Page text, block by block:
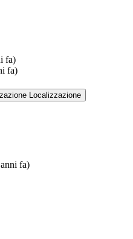
fa)
fa)
Localizzazione
fa)